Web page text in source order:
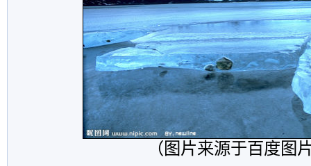
（图片来源于百度图